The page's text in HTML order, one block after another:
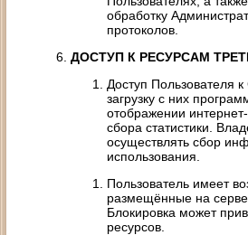
обработку
протоколов.
ДОСТУП К РЕСУРСАМ
Доступ Пользователя
загрузку с них
отображении
сбора статистики.
осуществлять сбор
использования.
Пользователь имеет
размещённые на
Блокировка может
ресурсов.